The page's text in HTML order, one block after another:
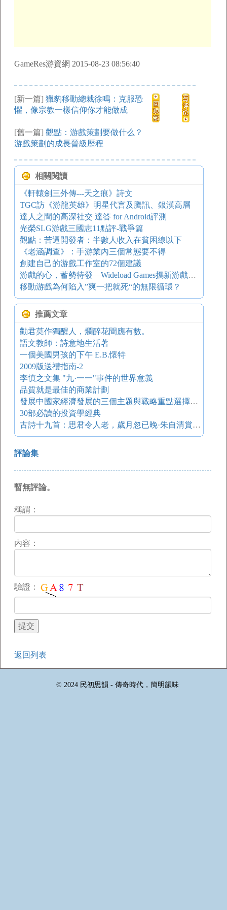
GameRes游資網 2015-08-23 08:56:40
[新一篇] 獵豹移動總裁徐鳴：克服恐
懼，像宗教一樣信仰你才能做成
[舊一篇] 觀點：游戲策劃要做什么？
游戲策劃的成長晉級歷程
相關閱讀
《軒轅劍三外傳---天之痕》詩文
TGC訪《游龍英雄》明星代言及騰訊、銀漢高層
達人之間的高深社交 達答 for Android評測
光榮SLG游戲三國志11點評-戰爭篇
觀點：苦逼開發者：半數人收入在貧困線以下
《老涵調查》：手游業內三個常態要不得
創建自己的游戲工作室的72個建議
游戲的心，蓄勢待發—Wideload Games攜新游戲《僵尸斯塔布斯》卷土重來
移動游戲為何陷入”爽一把就死“的無限循環？
推薦文章
勸君莫作獨醒人，爛醉花間應有數。
語文教師：詩意地生活著
一個美國男孩的下午 E.B.懷特
2009版送禮指南-2
李慎之文集 "九·一一"事件的世界意義
品質就是最佳的商業計劃
發展中國家經濟發展的三個主題與戰略重點選擇——兼論中國西部大開發戰略
30部必讀的投資學經典
古詩十九首：思君令人老，歲月忽已晚·朱自清賞析 鳳凰詩刊
評論集
暫無評論。
稱謂：
内容：
驗證：
返回列表
© 2024 民初思韻 - 傳奇時代，簡明韻味